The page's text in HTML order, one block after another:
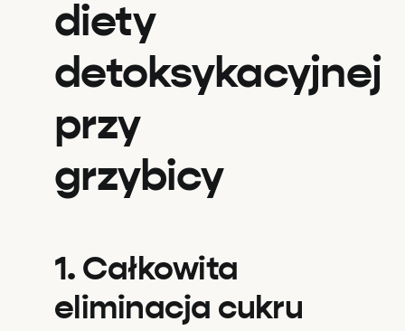
diety
detoksykacyjnej
przy
grzybicy
1. Całkowita
eliminacja cukru